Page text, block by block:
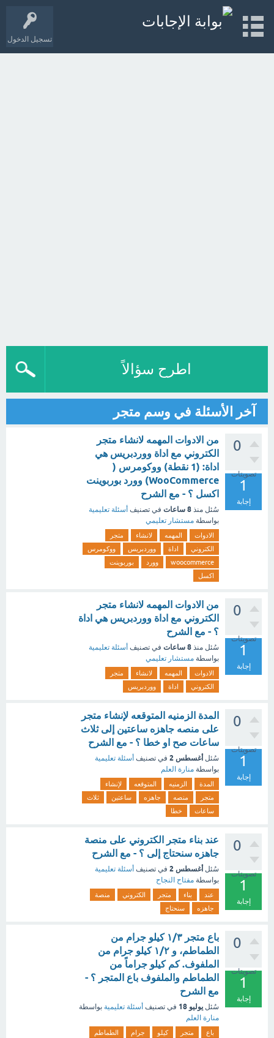
تسجيل الدخول
اطرح سؤالاً
آخر الأسئلة في وسم متجر
0
تصويتات
1
إجابة
من الادوات المهمه لانشاء متجر
الكتروني مع اداة ووردبريس هي
اداة: (1 نقطة) ووكومرس (
WooCommerce) وورد بوربوينت
اكسل ؟ - مع الشرح
سُئل منذ 8 ساعات في تصنيف أسئلة تعليمية
بواسطة مستشار تعليمي
الادوات المهمه لانشاء
متجر
الكتروني
اداة ووردبريس
ووكومرس
woocommerce
وورد
بوربوينت
اكسل
0
تصويتات
1
إجابة
من الادوات المهمه لانشاء متجر
الكتروني مع اداة ووردبريس هي اداة
؟ - مع الشرح
سُئل منذ 8 ساعات في تصنيف أسئلة تعليمية
بواسطة مستشار تعليمي
الادوات المهمه لانشاء
متجر
الكتروني
اداة ووردبريس
0
تصويتات
1
إجابة
المدة الزمنيه المتوقعه لإنشاء متجر
على منصه جاهزه ساعتين إلى ثلاث
ساعات صح او خطا ؟ - مع الشرح
سُئل أغسطس 2 في تصنيف أسئلة تعليمية
بواسطة منارة العلم
المدة الزمنيه المتوقعه
لإنشاء
متجر
منصه جاهزه ساعتين
ثلاث
ساعات
خطا
0
تصويتات
1
إجابة
عند بناء متجر الكتروني على منصة
جاهزه سنحتاج إلى ؟ - مع الشرح
سُئل أغسطس 2 في تصنيف أسئلة تعليمية
بواسطة مفتاح النجاح
عند بناء متجر الكتروني
منصة
جاهزه
سنحتاج
0
تصويتات
1
إجابة
باع متجر ١/٣ كيلو جرام من
الطماطم، و ١/٢ كيلو جرام من
الملفوف. كم كيلو جراماً من
الطماطم والملفوف باع المتجر ؟ -
مع الشرح
سُئل يوليو 18 في تصنيف أسئلة تعليمية بواسطة
منارة العلم
باع متجر كيلو جرام
الطماطم